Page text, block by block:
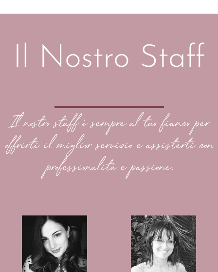
Il Nostro Staff
Il nostro staff è sempre al tuo fianco per
offrirti il miglior servizio e assisterti con
professionalità e passione.